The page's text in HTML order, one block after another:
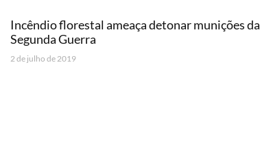
Incêndio florestal ameaça detonar munições da
Segunda Guerra
2 de julho de 2019